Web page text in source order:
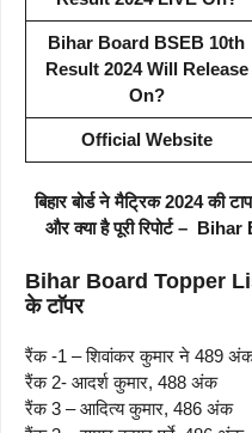
Bihar Board BSEB 10th
Result 2024 Will Release
On?
Official Website
बिहार बोर्ड ने मैट्रिक 2024 की
और क्या है पूरी रिपोर्ट –
Bihar Board Topper List
के टाॅपर
रैंक -1 – शिवांकर कुमार ने 489
रैंक 2- आदर्श कुमार, 488 अंक
रैंक 3 – आदित्य कुमार, 486 अंक